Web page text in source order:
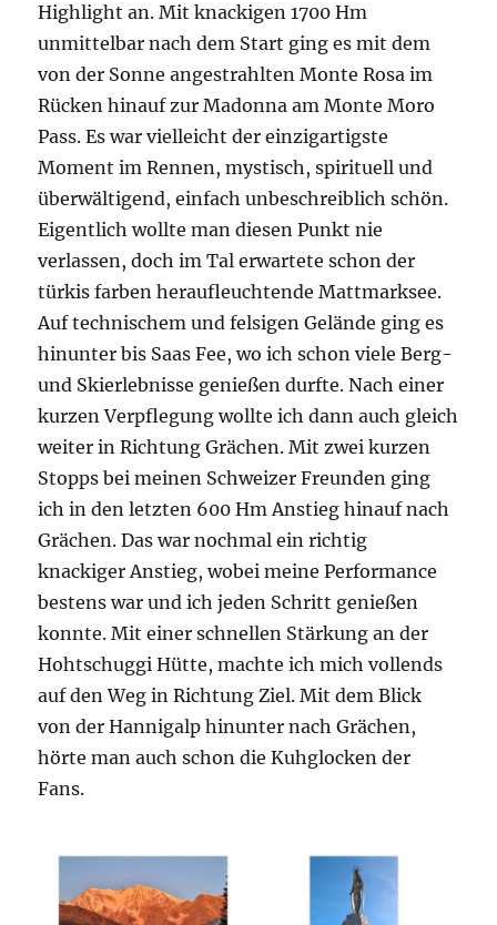
Highlight an. Mit knackigen 1700 Hm
unmittelbar nach dem Start ging es mit dem
von der Sonne angestrahlten Monte Rosa im
Rücken hinauf zur Madonna am Monte Moro
Pass. Es war vielleicht der einzigartigste
Moment im Rennen, mystisch, spirituell und
überwältigend, einfach unbeschreiblich schön.
Eigentlich wollte man diesen Punkt nie
verlassen, doch im Tal erwartete schon der
türkis farben heraufleuchtende Mattmarksee.
Auf technischem und felsigen Gelände ging es
hinunter bis Saas Fee, wo ich schon viele Berg-
und Skierlebnisse genießen durfte. Nach einer
kurzen Verpflegung wollte ich dann auch gleich
weiter in Richtung Grächen. Mit zwei kurzen
Stopps bei meinen Schweizer Freunden ging
ich in den letzten 600 Hm Anstieg hinauf nach
Grächen. Das war nochmal ein richtig
knackiger Anstieg, wobei meine Performance
bestens war und ich jeden Schritt genießen
konnte. Mit einer schnellen Stärkung an der
Hohtschuggi Hütte, machte ich mich vollends
auf den Weg in Richtung Ziel. Mit dem Blick
von der Hannigalp hinunter nach Grächen,
hörte man auch schon die Kuhglocken der
Fans.